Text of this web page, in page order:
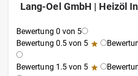
Lang-Oel GmbH | Heizöl
Bewertung 0 von 5
Bewertung 0.5 von 5
Bewertung 1.5 von 5